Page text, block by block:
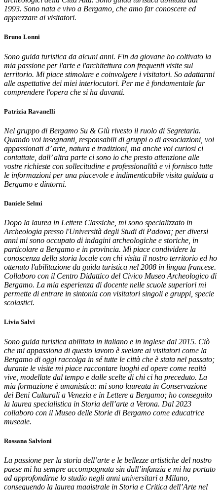
1993. Sono nata e vivo a Bergamo, che amo far conoscere ed
apprezzare ai visitatori.
Bruno Lonni
Sono guida turistica da alcuni anni. Fin da giovane ho coltivato la
mia passione per l'arte e l'architettura con frequenti visite sul
territorio. Mi piace stimolare e coinvolgere i visitatori. So adattarmi
alle aspettative dei miei interlocutori. Per me è fondamentale far
comprendere l'opera che si ha davanti.
Patrizia Ravanelli
Nel gruppo di Bergamo Su & Giù rivesto il ruolo di Segretaria.
Quando voi insegnanti, responsabili di gruppi o di associazioni, voi
appassionati d’ arte, natura e tradizioni, ma anche voi curiosi ci
contattate, dall’ altra parte ci sono io che presto attenzione alle
vostre richieste con sollecitudine e professionalità e vi fornisco tutte
le informazioni per una piacevole e indimenticabile visita guidata a
Bergamo e dintorni.
Daniele Selmi
Dopo la laurea in Lettere Classiche, mi sono specializzato in
Archeologia presso l'Università degli Studi di Padova; per diversi
anni mi sono occupato di indagini archeologiche e storiche, in
particolare a Bergamo e in provincia. Mi piace condividere la
conoscenza della storia locale con chi visita il nostro territorio ed ho
ottenuto l'abilitazione da guida turistica nel 2008 in lingua francese.
Collaboro con il Centro Didattico del Civico Museo Archeologico di
Bergamo. La mia esperienza di docente nelle scuole superiori mi
permette di entrare in sintonia con visitatori singoli e gruppi, specie
scolastici.
Livia Salvi
Sono guida turistica abilitata in italiano e in inglese dal 2015. Ciò
che mi appassiona di questo lavoro è svelare ai visitatori come la
Bergamo di oggi raccolga in sé tutte le città che è stata nel passato;
durante le visite mi piace raccontare luoghi ed opere come realtà
vive, modellate dal tempo e dalle scelte di chi ci ha preceduto. La
mia formazione è umanistica: mi sono laureata in Conservazione
dei Beni Culturali a Venezia e in Lettere a Bergamo; ho conseguito
la laurea specialistica in Storia dell’arte a Verona. Dal 2023
collaboro con il Museo delle Storie di Bergamo come educatrice
museale.
Rossana Salvioni
La passione per la storia dell’arte e le bellezze artistiche del nostro
paese mi ha sempre accompagnata sin dall’infanzia e mi ha portato
ad approfondirne lo studio negli anni universitari a Milano,
conseguendo la laurea magistrale in Storia e Critica dell’Arte nel